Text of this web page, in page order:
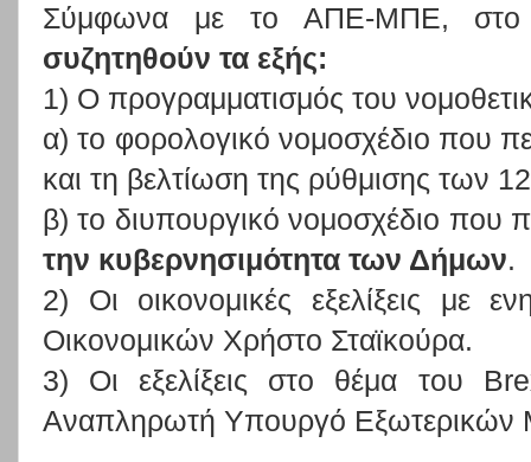
Σύμφωνα με το ΑΠΕ-ΜΠΕ, στο
συζητηθούν τα εξής:
1) Ο προγραμματισμός του
α) το φορολογικό νομοσχέδιο που
και τη βελτίωση της ρύθμισης των
β) το διυπουργικό νομοσχέδιο που
την κυβερνησιμότητα των Δήμων.
2) Οι οικονομικές εξελίξεις με
Οικονομικών Χρήστο Σταϊκούρα.
3) Οι εξελίξεις στο θέμα του
Αναπληρωτή Υπουργό Εξωτερικών